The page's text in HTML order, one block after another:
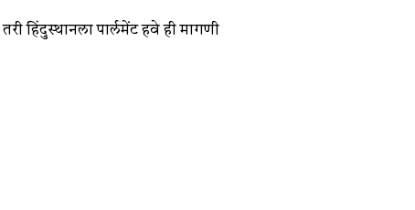
हिंदुस्थानला पार्लमेंट हवे ही मागणी